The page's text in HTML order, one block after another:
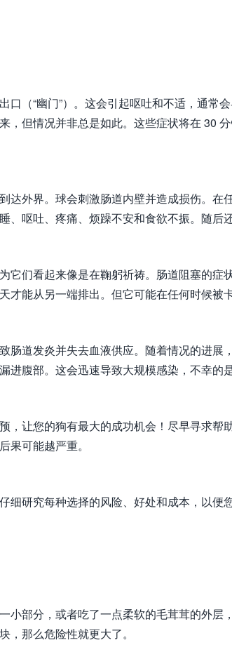
（“幽门”）。这会引起呕吐和不适，通常
，但情况并非总是如此。这些症状将在 30
达外界。球会刺激肠道内壁并造成损伤。在
、呕吐、疼痛、烦躁不安和食欲不振。随后
它们看起来像是在鞠躬祈祷。肠道阻塞的症
才能从另一端排出。但它可能在任何时候被
肠道发炎并失去血液供应。随着情况的进展
腹部。这会迅速导致大规模感染，不幸的
，让您的狗有最大的成功机会！尽早寻求帮
可能越严重。
细研究每种选择的风险、好处和成本，以便
小部分，或者吃了一点柔软的毛茸茸的外层
那么危险性就更大了。